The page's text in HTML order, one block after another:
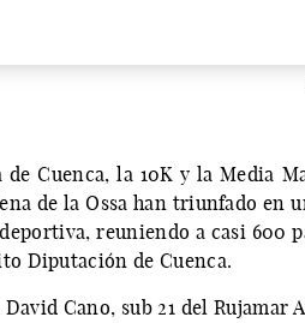
Cuenca, la 10K y la Media
de la Ossa han triunfado en
reuniendo a casi 600
Diputación de Cuenca.
Cano, sub 21 del Rujamar